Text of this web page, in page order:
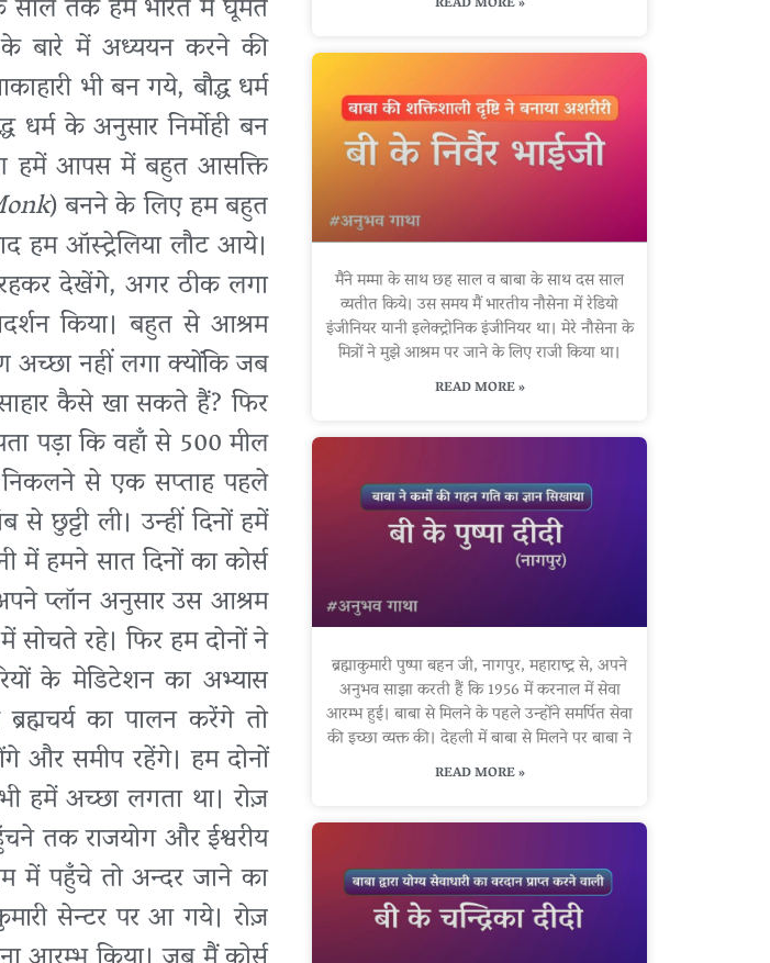
साल तक हम भारत में घूमते
के बारे में अध्ययन करने की
भी बन गये, बौद्ध धर्म
के अनुसार निर्मोही बन
हमें आपस में बहुत आसक्ति
) बनने के लिए हम बहुत
हम ऑस्ट्रेलिया लौट आये।
रहकर देखेंगे, अगर ठीक लगा
किया। बहुत से आश्रम
नहीं लगा क्योंकि जब
कैसे खा सकते हैं? फिर
पड़ा कि वहाँ से 500 मील
निकलने से एक सप्ताह पहले
छुट्टी ली। उन्हीं दिनों हमें
में हमने सात दिनों का कोर्स
प्लॉन अनुसार उस आश्रम
सोचते रहे। फिर हम दोनों ने
के मेडिटेशन का अभ्यास
का पालन करेंगे तो
और समीप रहेंगे। हम दोनों
हमें अच्छा लगता था। रोज़
तक राजयोग और ईश्वरीय
में पहुँचे तो अन्दर जाने का
सेन्टर पर आ गये। रोज़
मैंने मम्मा के साथ छह साल व बाबा के साथ दस साल
व्यतीत किये। उस समय मैं भारतीय नौसेना में रेडियो
इंजीनियर यानी इलेक्ट्रोनिक इंजीनियर था। मेरे नौसेना के
मित्रों ने मुझे आश्रम पर जाने के लिए राजी किया था।
READ MORE »
ब्रह्माकुमारी पुष्पा बहन जी, नागपुर, महाराष्ट्र से, अपने
अनुभव साझा करती हैं कि 1956 में करनाल में सेवा
आरम्भ हुई। बाबा से मिलने के पहले उन्होंने समर्पित सेवा
की इच्छा व्यक्त की। देहली में बाबा से मिलने पर बाबा ने
READ MORE »